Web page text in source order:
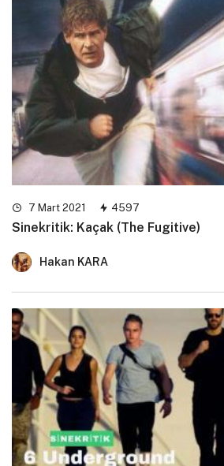
7 Mart 2021 4597
Sinekritik: Kaçak (The Fugitive)
Hakan KARA